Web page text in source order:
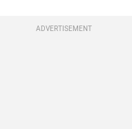
ADVERTISEMENT